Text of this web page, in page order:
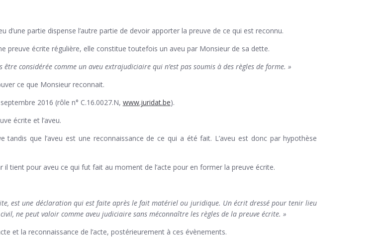
d’une partie dispense l’autre partie de devoir apporter la preuve de ce qui est reconnu.
preuve écrite régulière, elle constitue toutefois un aveu par Monsieur de sa dette.
considérée comme un aveu extrajudiciaire qui n’est pas soumis à des règles de forme. »
ce que Monsieur reconnait.
2016 (rôle n° C.16.0027.N, www.juridat.be).
écrite et l’aveu.
que l’aveu est une reconnaissance de ce qui a été fait. L’aveu est donc par hypothèse
il tient pour aveu ce qui fut fait au moment de l’acte pour en former la preuve écrite.
est une déclaration qui est faite après le fait matériel ou juridique. Un écrit dressé pour tenir lieu
ne peut valoir comme aveu judiciaire sans méconnaître les règles de la preuve écrite. »
et la reconnaissance de l’acte, postérieurement à ces évènements.